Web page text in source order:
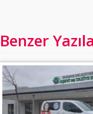
Benzer